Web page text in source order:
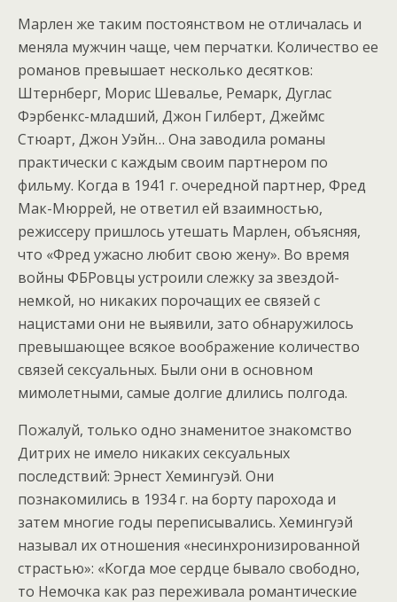
Марлен же таким постоянством не отличалась и
меняла мужчин чаще, чем перчатки. Количество ее
романов превышает несколько десятков:
Штернберг, Морис Шевалье, Ремарк, Дуглас
Фэрбенкс-младший, Джон Гилберт, Джеймс
Стюарт, Джон Уэйн… Она заводила романы
практически с каждым своим партнером по
фильму. Когда в 1941 г. очередной партнер, Фред
Мак-Мюррей, не ответил ей взаимностью,
режиссеру пришлось утешать Марлен, объясняя,
что «Фред ужасно любит свою жену». Во время
войны ФБРовцы устроили слежку за звездой-
немкой, но никаких порочащих ее связей с
нацистами они не выявили, зато обнаружилось
превышающее всякое воображение количество
связей сексуальных. Были они в основном
мимолетными, самые долгие длились полгода.
Пожалуй, только одно знаменитое знакомство
Дитрих не имело никаких сексуальных
последствий: Эрнест Хемингуэй. Они
познакомились в 1934 г. на борту парохода и
затем многие годы переписывались. Хемингуэй
называл их отношения «несинхронизированной
страстью»: «Когда мое сердце бывало свободно,
то Немочка как раз переживала романтические